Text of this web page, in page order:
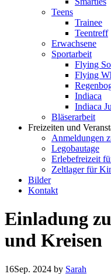
Teens
Trainee
Teentreff
Erwachsene
Sportarbeit
Flying
Flying
Indiaca
Indiaca
Bläserarbeit
Freizeiten und
Anmeldungen
Legobautage
Erlebefreizeit
Zeltlager für
Bilder
Kontakt
Einladung
und Kreisen
16Sep. 2024 by Sarah